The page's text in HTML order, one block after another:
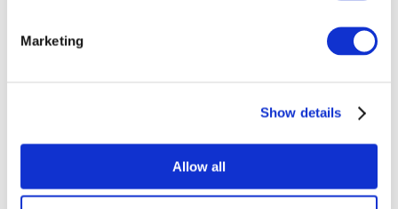
Marketing
Show details
Allow all
Música rock